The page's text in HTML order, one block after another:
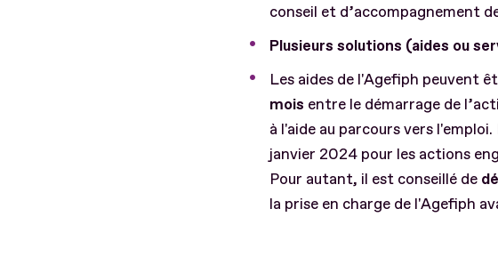
conseil et d’accompagnement
Plusieurs solutions (aides ou
Les aides de l'Agefiph peuvent
mois entre le démarrage de
à l'aide au parcours vers
janvier 2024 pour les actions
Pour autant, il est conseillé de
la prise en charge de l'Agefiph